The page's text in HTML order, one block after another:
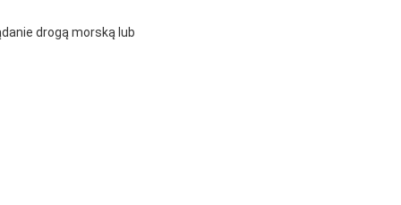
drogą morską lub